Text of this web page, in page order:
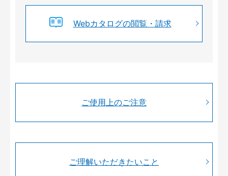
Webカタログの閲覧・請求
ご使用上のご注意
ご理解いただきたいこと